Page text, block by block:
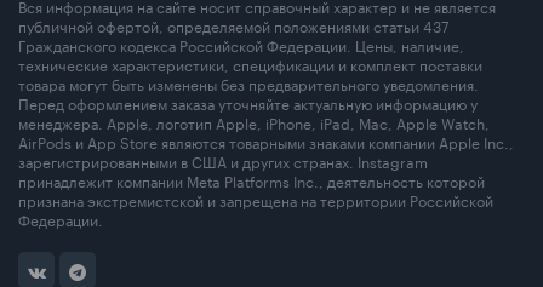
Вся информация на сайте носит справочный характер и не является
публичной офертой, определяемой положениями статьи 437
Гражданского кодекса Российской Федерации. Цены, наличие,
технические характеристики, спецификации и комплект поставки
товара могут быть изменены без предварительного уведомления.
Перед оформлением заказа уточняйте актуальную информацию у
менеджера. Apple, логотип Apple, iPhone, iPad, Mac, Apple Watch,
AirPods и App Store являются товарными знаками компании Apple Inc.,
зарегистрированными в США и других странах. Instagram
принадлежит компании Meta Platforms Inc., деятельность которой
признана экстремистской и запрещена на территории Российской
Федерации.